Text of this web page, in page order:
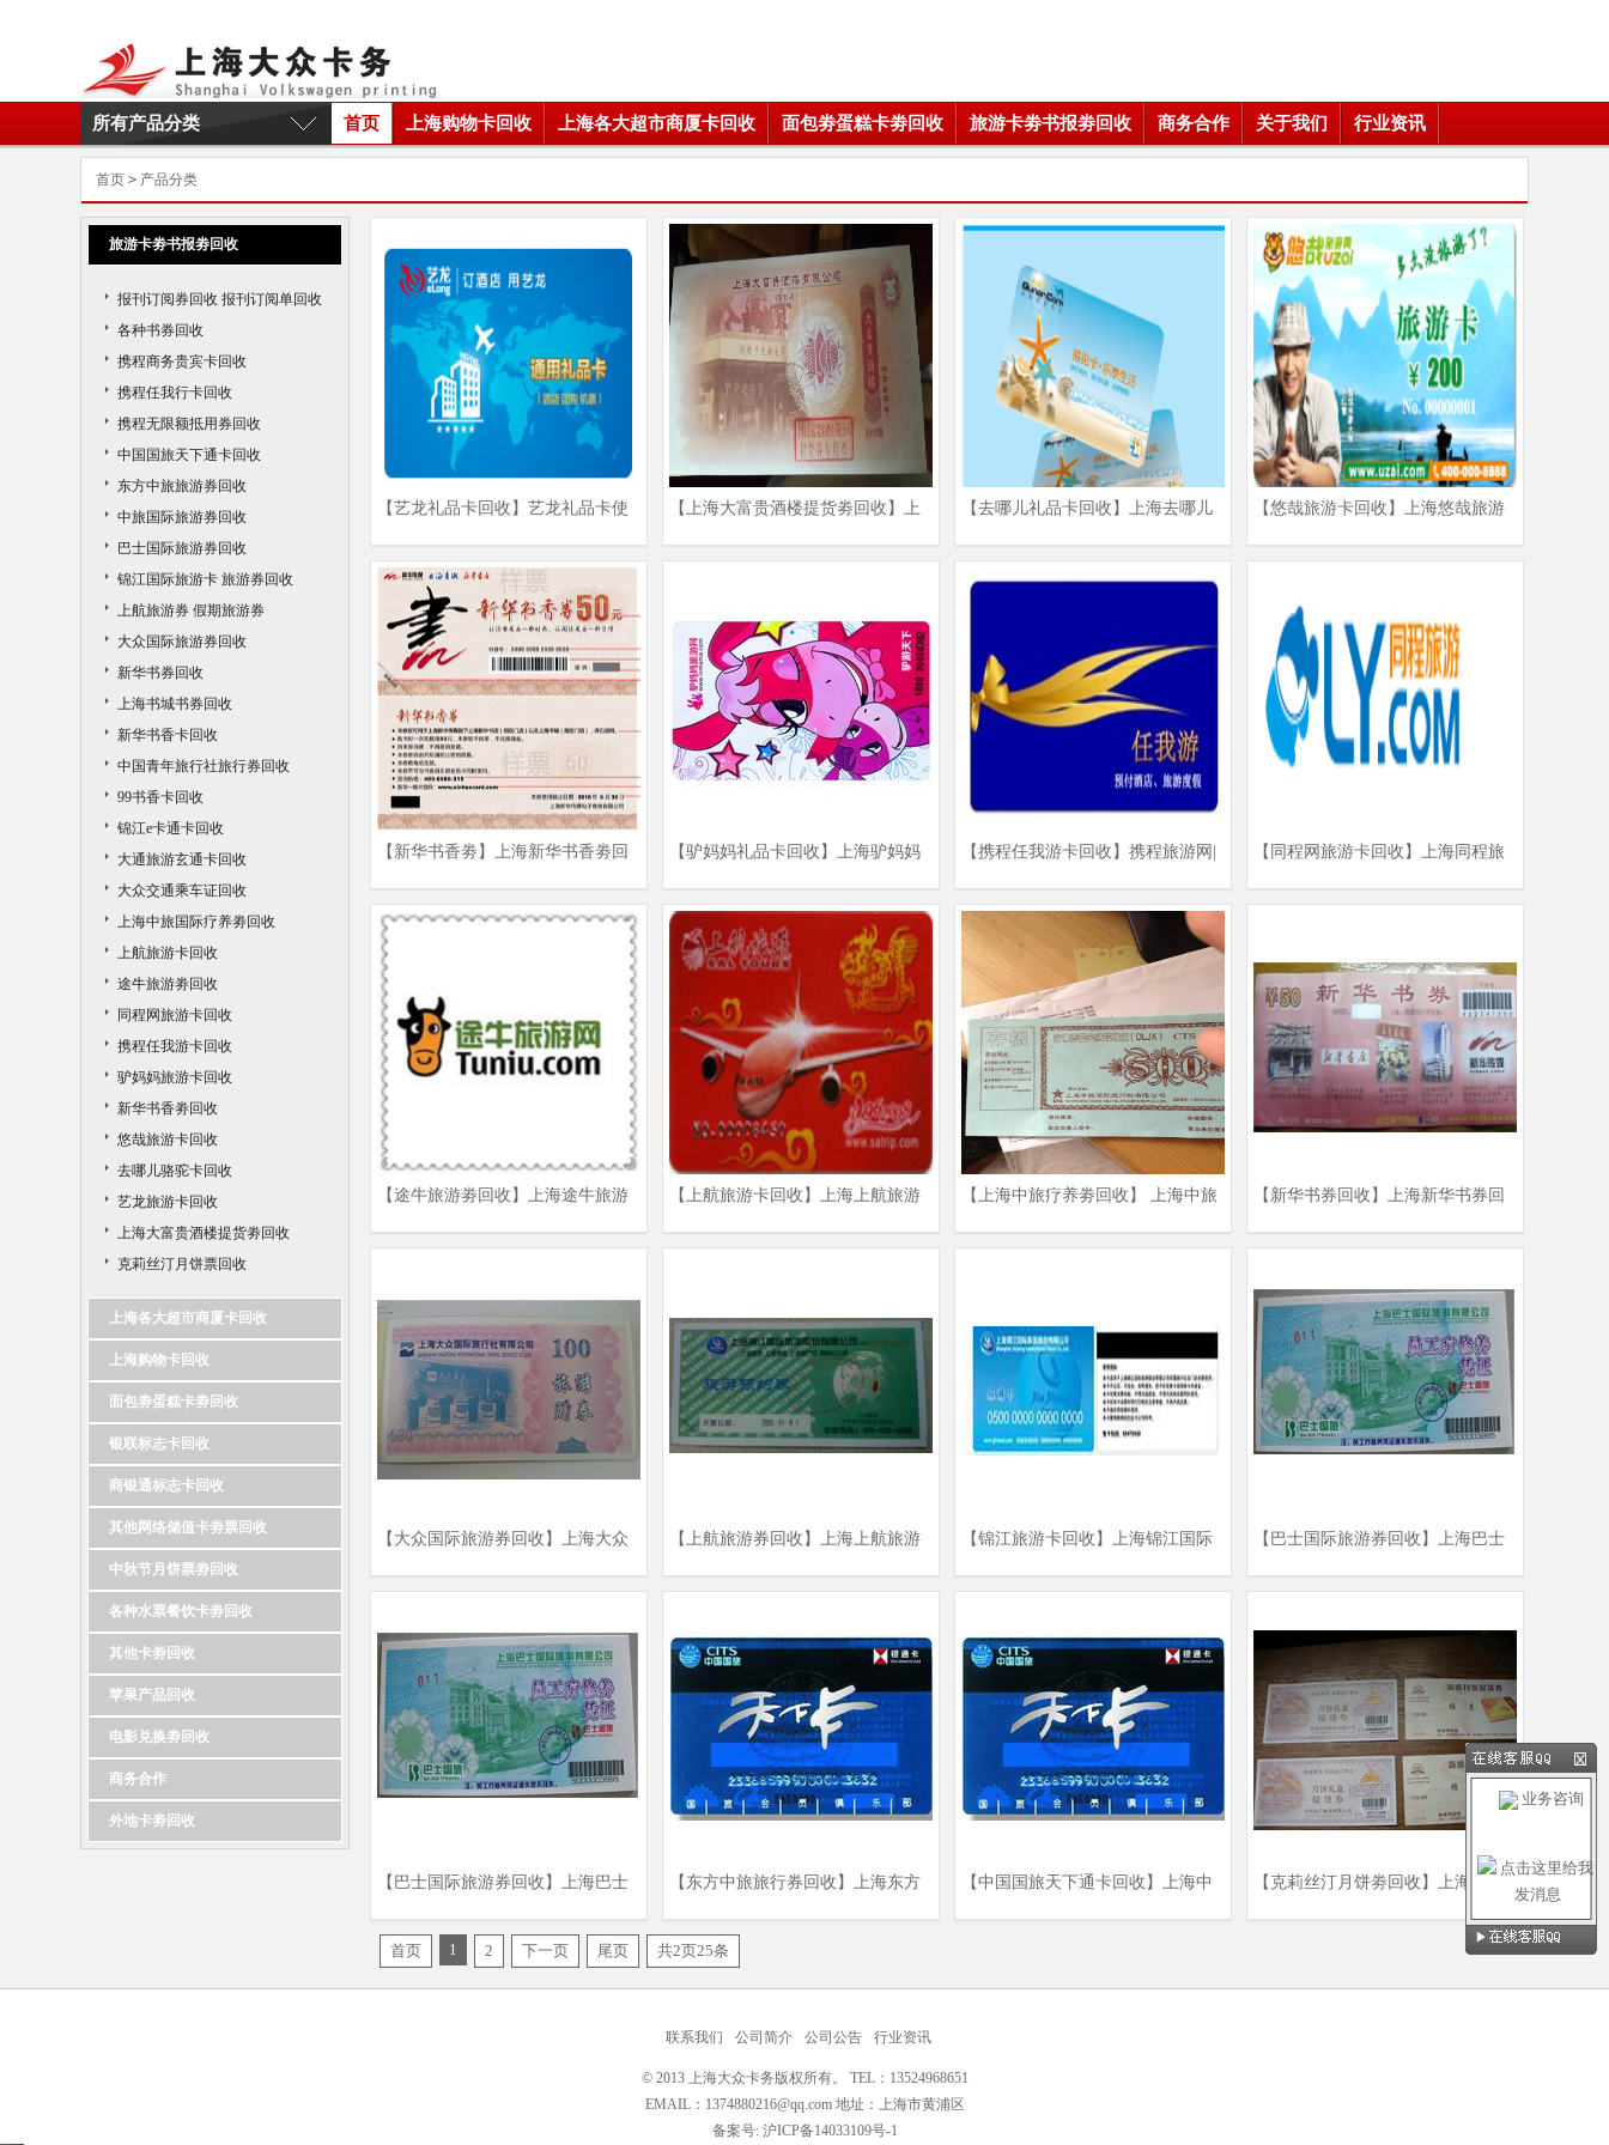
首页 上海购物卡回收 上海各大超市商厦卡回收 面包劵蛋糕卡劵回收 旅游卡劵书报劵回收 商务合作 关于我们 行业资讯
所有产品分类
首页 > 产品分类
旅游卡劵书报劵回收
报刊订阅券回收 报刊订阅单回收
各种书券回收
携程商务贵宾卡回收
携程任我行卡回收
携程无限额抵用券回收
中国国旅天下通卡回收
东方中旅旅游券回收
中旅国际旅游券回收
巴士国际旅游券回收
锦江国际旅游卡 旅游券回收
上航旅游券 假期旅游券
大众国际旅游券回收
新华书券回收
上海书城书券回收
新华书香卡回收
中国青年旅行社旅行券回收
99书香卡回收
锦江e卡通卡回收
大通旅游玄通卡回收
大众交通乘车证回收
上海中旅国际疗养劵回收
上航旅游卡回收
途牛旅游劵回收
同程网旅游卡回收
携程任我游卡回收
驴妈妈旅游卡回收
新华书香劵回收
悠哉旅游卡回收
去哪儿骆驼卡回收
艺龙旅游卡回收
上海大富贵酒楼提货劵回收
克莉丝汀月饼票回收
上海各大超市商厦卡回收
上海购物卡回收
面包劵蛋糕卡劵回收
银联标志卡回收
商银通标志卡回收
其他网络储值卡劵票回收
中秋节月饼票劵回收
各种水票餐饮卡劵回收
其他卡劵回收
苹果产品回收
电影兑换劵回收
商务合作
外地卡劵回收
【艺龙礼品卡回收】艺龙礼品卡使
【上海大富贵酒楼提货劵回收】上
【去哪儿礼品卡回收】上海去哪儿
【悠哉旅游卡回收】上海悠哉旅游
【新华书香劵】上海新华书香劵回
【驴妈妈礼品卡回收】上海驴妈妈
【携程任我游卡回收】携程旅游网|
【同程网旅游卡回收】上海同程旅
【途牛旅游劵回收】上海途牛旅游
【上航旅游卡回收】上海上航旅游
【上海中旅疗养劵回收】 上海中旅
【新华书券回收】上海新华书券回
【大众国际旅游券回收】上海大众
【上航旅游券回收】上海上航旅游
【锦江旅游卡回收】上海锦江国际
【巴士国际旅游券回收】上海巴士
【巴士国际旅游券回收】上海巴士
【东方中旅旅行券回收】上海东方
【中国国旅天下通卡回收】上海中
【克莉丝汀月饼劵回收】上海克莉
首页
1 2 下一页 尾页 共2页25条
联系我们 公司简介 公司公告 行业资讯
© 2013 上海大众卡务版权所有。 TEL：13524968651
EMAIL：1374880216@qq.com 地址：上海市黄浦区
业务咨询
备案号: 沪ICP备14033109号-1